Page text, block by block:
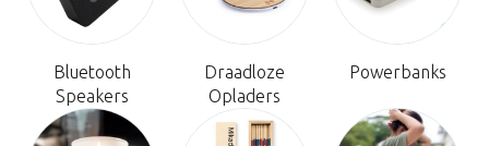
Bluetooth
Speakers
Draadloze
Opladers
Powerbanks